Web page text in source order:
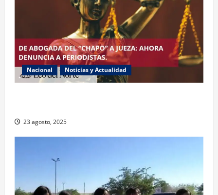
Nacional Noticias y Actualidad
23 agosto, 2025